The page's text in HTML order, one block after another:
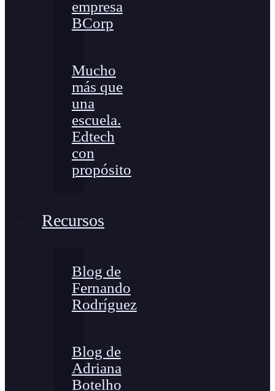
empresa
BCorp
Mucho
más que
una
escuela.
Edtech
con
propósito
Recursos
Blog de
Fernando
Rodríguez
Blog de
Adriana
Botelho